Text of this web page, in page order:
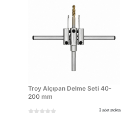
Troy Alçıpan Delme Seti 40-
200 mm
3 adet stokta